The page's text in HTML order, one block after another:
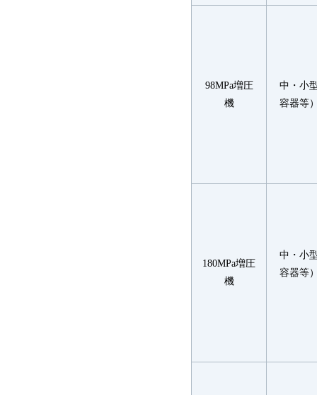
98MPa増圧
機
中・小
容器等
180MPa増圧
機
中・小
容器等